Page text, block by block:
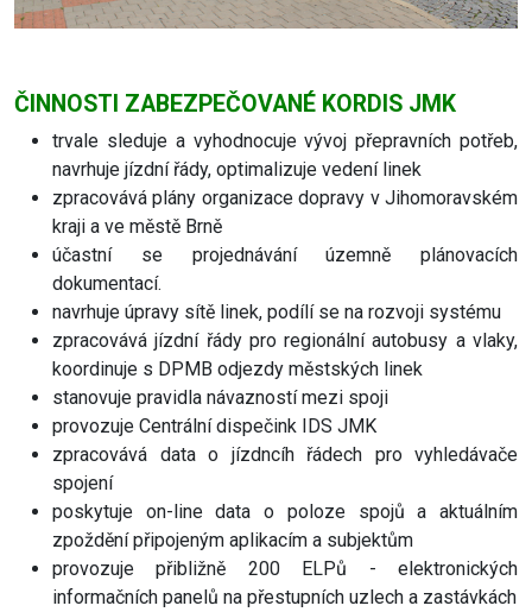
ČINNOSTI ZABEZPEČOVANÉ KORDIS JMK
trvale sleduje a vyhodnocuje vývoj přepravních potřeb,
navrhuje jízdní řády, optimalizuje vedení linek
zpracovává plány organizace dopravy v Jihomoravském
kraji a ve městě Brně
účastní se projednávání územně plánovacích
dokumentací.
navrhuje úpravy sítě linek, podílí se na rozvoji systému
zpracovává jízdní řády pro regionální autobusy a vlaky,
koordinuje s DPMB odjezdy městských linek
stanovuje pravidla návazností mezi spoji
provozuje Centrální dispečink IDS JMK
zpracovává data o jízdncíh řádech pro vyhledávače
spojení
poskytuje on-line data o poloze spojů a aktuálním
zpoždění připojeným aplikacím a subjektům
provozuje přibližně 200 ELPů - elektronických
informačních panelů na přestupních uzlech a zastávkách